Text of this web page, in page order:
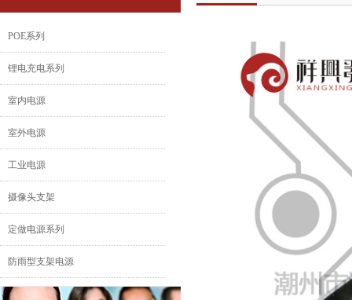
POE系列
锂电充电系列
室内电源
室外电源
工业电源
摄像头支架
定做电源系列
防雨型支架电源